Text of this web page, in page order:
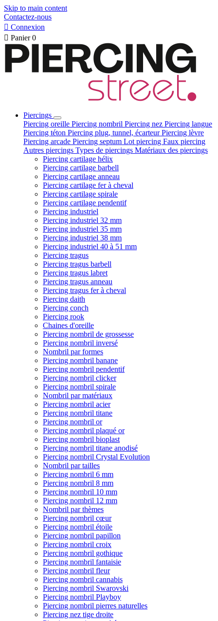
Skip to main content
Contactez-nous
 Connexion
 Panier 0
Piercings
Piercing oreille Piercing nombril Piercing nez Piercing langue
Piercing téton Piercing plug, tunnel, écarteurPiercing lèvre
Piercing arcade Piercing septum Lot piercing Faux piercing
Autres piercings Types de piercings Matériaux des piercings
Piercing cartilage hélix
Piercing cartilage barbell
Piercing cartilage anneau
Piercing cartilage fer à cheval
Piercing cartilage spirale
Piercing cartilage pendentif
Piercing industriel
Piercing industriel 32 mm
Piercing industriel 35 mm
Piercing industriel 38 mm
Piercing industriel 40 à 51 mm
Piercing tragus
Piercing tragus barbell
Piercing tragus labret
Piercing tragus anneau
Piercing tragus fer à cheval
Piercing daith
Piercing conch
Piercing rook
Chaines d'oreille
Piercing nombril de grossesse
Piercing nombril inversé
Nombril par formes
Piercing nombril banane
Piercing nombril pendentif
Piercing nombril clicker
Piercing nombril spirale
Nombril par matériaux
Piercing nombril acier
Piercing nombril titane
Piercing nombril or
Piercing nombril plaqué or
Piercing nombril bioplast
Piercing nombril titane anodisé
Piercing nombril Crystal Evolution
Nombril par tailles
Piercing nombril 6 mm
Piercing nombril 8 mm
Piercing nombril 10 mm
Piercing nombril 12 mm
Nombril par thèmes
Piercing nombril cœur
Piercing nombril étoile
Piercing nombril papillon
Piercing nombril croix
Piercing nombril gothique
Piercing nombril fantaisie
Piercing nombril fleur
Piercing nombril cannabis
Piercing nombril Swarovski
Piercing nombril Playboy
Piercing nombril pierres naturelles
Piercing nez tige droite